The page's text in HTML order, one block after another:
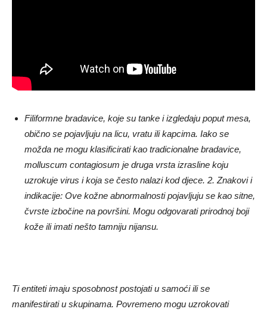
Filiformne bradavice, koje su tanke i izgledaju poput mesa,
obično se pojavljuju na licu, vratu ili kapcima. Iako se
možda ne mogu klasificirati kao tradicionalne bradavice,
molluscum contagiosum je druga vrsta izrasline koju
uzrokuje virus i koja se često nalazi kod djece. 2. Znakovi i
indikacije: Ove kožne abnormalnosti pojavljuju se kao sitne,
čvrste izbočine na površini. Mogu odgovarati prirodnoj boji
kože ili imati nešto tamniju nijansu.
Ti entiteti imaju sposobnost postojati u samoći ili se
manifestirati u skupinama. Povremeno mogu uzrokovati